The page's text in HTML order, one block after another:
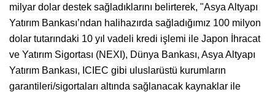
milyar dolar destek sağladıklarını belirterek, "Asya Altyapı
Yatırım Bankası’ndan halihazırda sağladığımız 100 milyon
dolar tutarındaki 10 yıl vadeli kredi işlemi ile Japon İhracat
ve Yatırım Sigortası (NEXI), Dünya Bankası, Asya Altyapı
Yatırım Bankası, ICIEC gibi uluslarüstü kurumların
garantileri/sigortaları altında sağlanacak kaynaklar ile